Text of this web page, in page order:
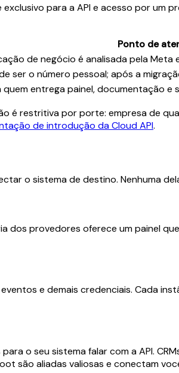
para a API e acesso por um
Ponto de
de negócio é analisada pela Meta
ser o número pessoal; após a
quem entrega painel, documentação e
é restritiva por porte: empresa de
de introdução da Cloud API.
o sistema de destino. Nenhuma
dos provedores oferece um painel
e demais credenciais. Cada
o seu sistema falar com a API.
são aliadas valiosas e conectam